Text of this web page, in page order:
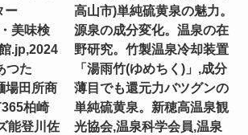
ー
美味検
.jp,2024
つた
場田所商
柏崎
能登川佐
高山市)単純硫黄泉の魅力。
源泉の成分変化。温泉の在
野研究。竹製温泉冷却装置
「湯雨竹(ゆめちく)」,成分
薄目でも還元力バツグンの
単純硫黄泉。新穂高温泉観
光協会,温泉科学会員,温泉